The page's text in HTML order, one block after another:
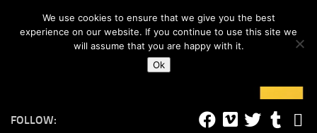
Skip to content
#lucalife
FOLLOW:
We use cookies to ensure that we give you the best
experience on our website. If you continue to use this site we
will assume that you are happy with it.
Ok